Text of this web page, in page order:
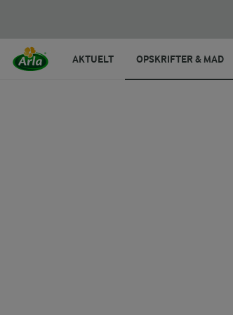
AKTUELT OPSKRIFTER & MAD